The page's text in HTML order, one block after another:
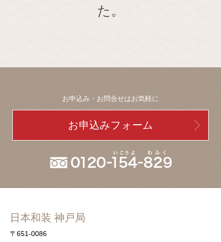
た。
お申込み・お問合せはお気軽に
お申込みフォーム
日本和装 神戸局
〒651-0086